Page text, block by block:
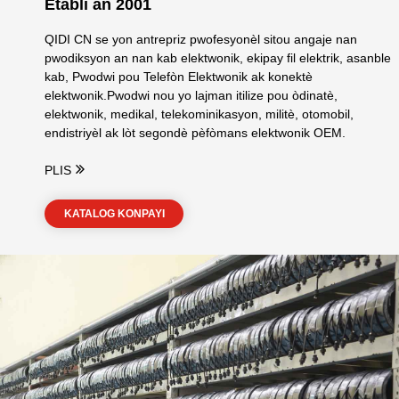
Etabli an 2001
QIDI CN se yon antrepriz pwofesyonèl sitou angaje nan
pwodiksyon an nan kab elektwonik, ekipay fil elektrik, asanble
kab, Pwodwi pou Telefòn Elektwonik ak konektè
elektwonik.Pwodwi nou yo lajman itilize pou òdinatè,
elektwonik, medikal, telekominikasyon, militè, otomobil,
endistriyèl ak lòt segondè pèfòmans elektwonik OEM.
PLIS
KATALOG KONPAYI